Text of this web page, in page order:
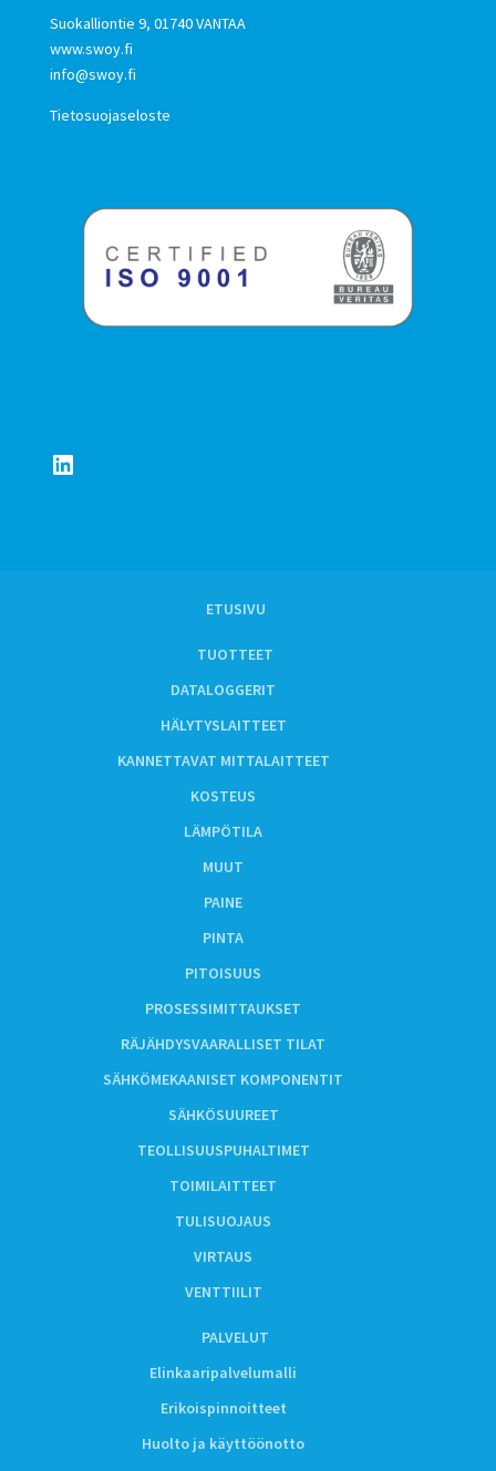
Suokalliontie 9, 01740 VANTAA
www.swoy.fi
info@swoy.fi
Tietosuojaseloste
LinkedIn
ETUSIVU
TUOTTEET
DATALOGGERIT
HÄLYTYSLAITTEET
KANNETTAVAT MITTALAITTEET
KOSTEUS
LÄMPÖTILA
MUUT
PAINE
PINTA
PITOISUUS
PROSESSIMITTAUKSET
RÄJÄHDYSVAARALLISET TILAT
SÄHKÖMEKAANISET KOMPONENTIT
SÄHKÖSUUREET
TEOLLISUUSPUHALTIMET
TOIMILAITTEET
TULISUOJAUS
VIRTAUS
VENTTIILIT
PALVELUT
Elinkaaripalvelumalli
Erikoispinnoitteet
Huolto ja käyttöönotto